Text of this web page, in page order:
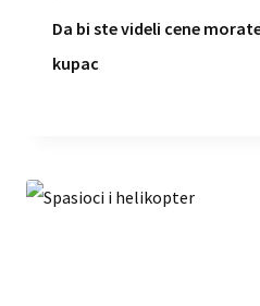
Da bi ste videli cene
kupac